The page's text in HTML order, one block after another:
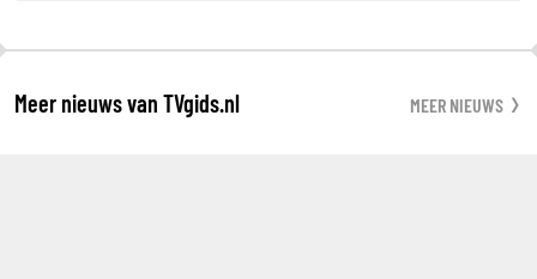
Meer nieuws van TVgids.nl MEER NIEUWS